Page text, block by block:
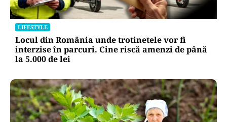
LIFESTYLE
Locul din România unde trotinetele vor fi
interzise în parcuri. Cine riscă amenzi de până
la 5.000 de lei